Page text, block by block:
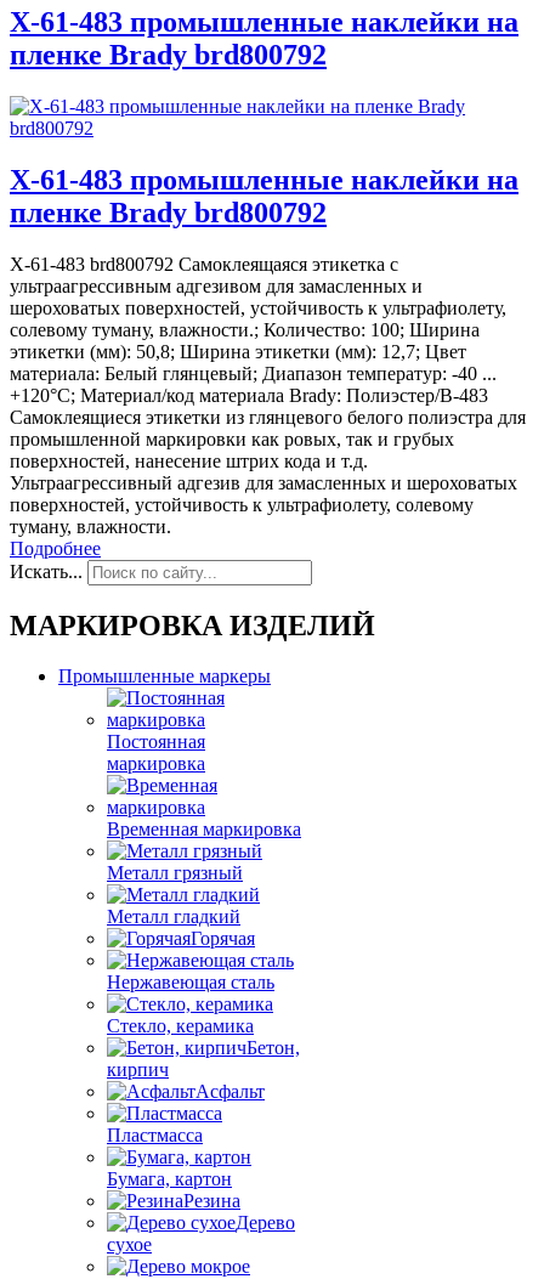
X-61-483 промышленные наклейки на
пленке Brady brd800792
X-61-483 промышленные наклейки на
пленке Brady brd800792
X-61-483 brd800792 Самоклеящаяся этикетка с
ультраагрессивным адгезивом для замасленных и
шероховатых поверхностей, устойчивость к ультрафиолету,
солевому туману, влажности.; Количество: 100; Ширина
этикетки (мм): 50,8; Ширина этикетки (мм): 12,7; Цвет
материала: Белый глянцевый; Диапазон температур: -40 ...
+120°С; Материал/код материала Brady: Полиэстер/В-483
Самоклеящиеся этикетки из глянцевого белого полиэстра для
промышленной маркировки как ровых, так и грубых
поверхностей, нанесение штрих кода и т.д.
Ультраагрессивный адгезив для замасленных и шероховатых
поверхностей, устойчивость к ультрафиолету, солевому
туману, влажности.
Подробнее
Искать...
МАРКИРОВКА ИЗДЕЛИЙ
Промышленные маркеры
Постоянная
маркировка
Временная маркировка
Металл грязный
Металл гладкий
Горячая
Нержавеющая сталь
Стекло, керамика
Бетон,
кирпич
Асфальт
Пластмасса
Бумага, картон
Резина
Дерево
сухое